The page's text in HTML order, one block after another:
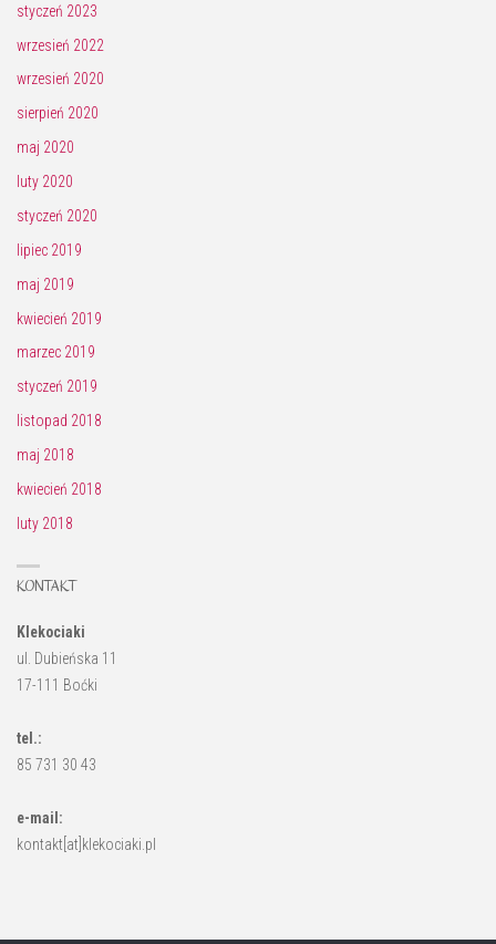
styczeń 2023
wrzesień 2022
wrzesień 2020
sierpień 2020
maj 2020
luty 2020
styczeń 2020
lipiec 2019
maj 2019
kwiecień 2019
marzec 2019
styczeń 2019
listopad 2018
maj 2018
kwiecień 2018
luty 2018
KONTAKT
Klekociaki
ul. Dubieńska 11
17-111 Boćki
tel.:
85 731 30 43
e-mail:
kontakt[at]klekociaki.pl